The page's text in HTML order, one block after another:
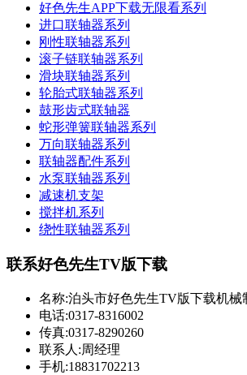
好色先生APP下载无限看系列
进口联轴器系列
刚性联轴器系列
滚子链联轴器系列
滑块联轴器系列
轮胎式联轴器系列
鼓形齿式联轴器
蛇形弹簧联轴器系列
万向联轴器系列
联轴器配件系列
水泵联轴器系列
减速机支架
搅拌机系列
绕性联轴器系列
联系好色先生TV版下载
名称:泊头市好色先生TV版下载机械
电话:0317-8316002
传真:0317-8290260
联系人:周经理
手机:18831702213